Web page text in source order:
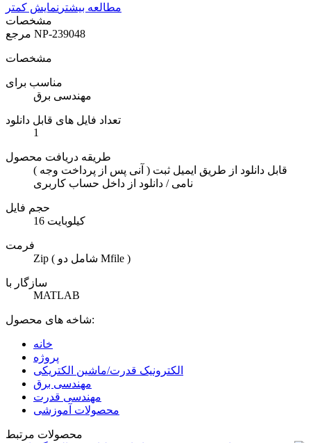
مطالعه بیشتر نمایش کمتر
مشخصات
NP-239048
مشخصات
مناسب برای
مهندسی برق
تعداد فایل های قابل دانلود
1
طریقه دریافت محصول
( آنی پس از پرداخت وجه ) قابل دانلود از طریق ایمیل ثبت
نامی / دانلود از داخل حساب کاربری
حجم فایل
16 کیلوبایت
فرمت
Zip ( شامل دو Mfile )
سازگار با
MATLAB
شاخه های محصول:
خانه
پروژه
الکترونیک قدرت/ماشین الکتریکی
مهندسی برق
مهندسی قدرت
محصولات آموزشی
محصولات مرتبط